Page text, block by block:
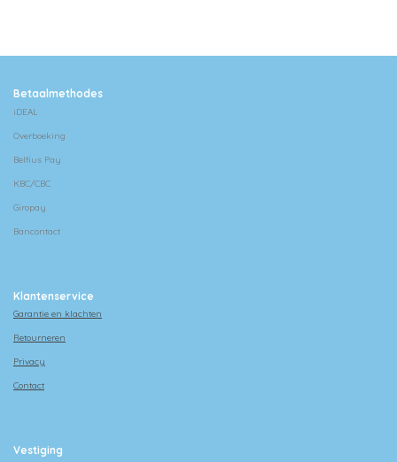
Betaalmethodes
iDEAL
Overboeking
Belfius Pay
KBC/CBC
Giropay
Bancontact
Klantenservice
Garantie en klachten
Retourneren
Privacy
Contact
Vestiging